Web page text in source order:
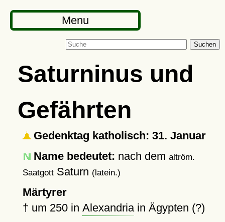
Menu
Suchen
Saturninus und
Gefährten
Gedenktag katholisch: 31. Januar
Name bedeutet: nach dem altröm.
SaatgottSaturn (latein.)
Märtyrer
† um 250in Alexandriain Ägypten (?)